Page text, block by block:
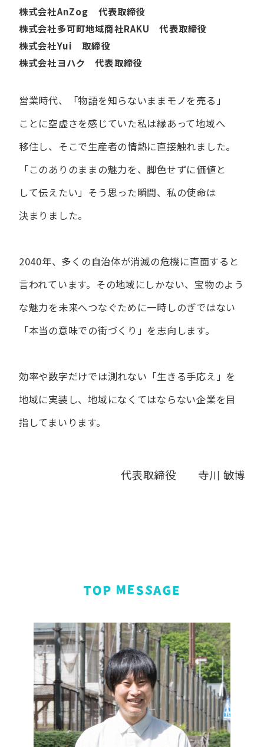
株式会社AnZog 代表取締役
株式会社多可町地域商社RAKU 代表取締役
株式会社Yui 取締役
株式会社ヨハク 代表取締役
営業時代、​「物語を​知らないまま​モノを​売る」
ことに​空虚さを​感じていた​私は縁あって​地域へ​
移住し、​そこで​生産者の​情熱に​直接触れました。
「この​ありの​ままの​魅力を、​脚色せずに​価値と​
して​伝えたい」 そう​思った​瞬間、​私の​使命は​
決まりました。
2040年、多くの自治体が消滅の危機に直面すると
言われています。 その地域にしかない、宝物のよう
な魅力を未来へつなぐために一時しのぎではない
「本当の意味での街づくり」を志向します。
効率や数字だけでは測れない「生きる手応え」を
地域に実装し、地域になくてはならない企業を目
指してまいります。
代表取締役 寺川 敏博